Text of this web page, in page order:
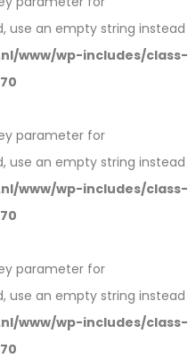
use an empty string instead
www/wp-includes/class-
parameter for
use an empty string instead
www/wp-includes/class-
parameter for
use an empty string instead
www/wp-includes/class-